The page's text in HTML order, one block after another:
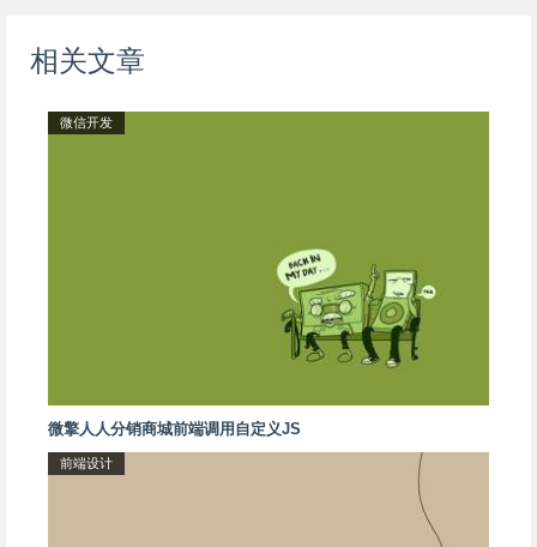
相关文章
微信开发
微擎人人分销商城前端调用自定义JS
前端设计